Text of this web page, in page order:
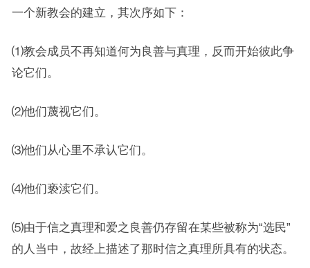
一个新教会的建立，其次序如下：
⑴教会成员不再知道何为良善与真理，反而开始彼此争
论它们。
⑵他们蔑视它们。
⑶他们从心里不承认它们。
⑷他们亵渎它们。
⑸由于信之真理和爱之良善仍存留在某些被称为“选民”
的人当中，故经上描述了那时信之真理所具有的状态。